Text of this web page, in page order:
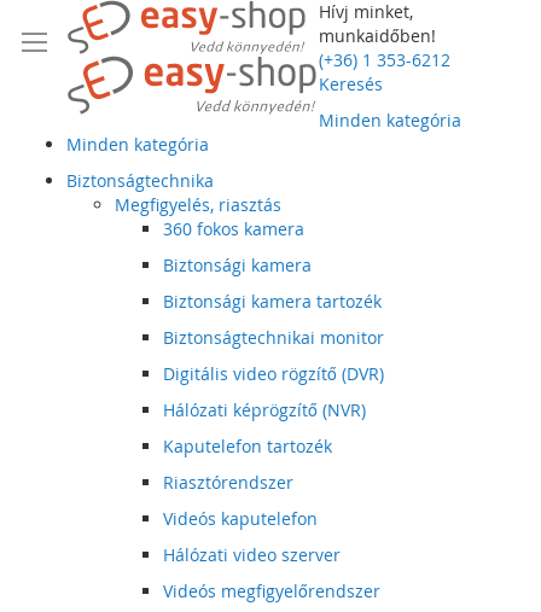
Hívj minket,
munkaidőben!
(+36) 1 353-6212
Keresés
Minden kategória
Minden kategória
Biztonságtechnika
Megfigyelés, riasztás
360 fokos kamera
Biztonsági kamera
Biztonsági kamera tartozék
Biztonságtechnikai monitor
Digitális video rögzítő (DVR)
Hálózati képrögzítő (NVR)
Kaputelefon tartozék
Riasztórendszer
Videós kaputelefon
Hálózati video szerver
Videós megfigyelőrendszer